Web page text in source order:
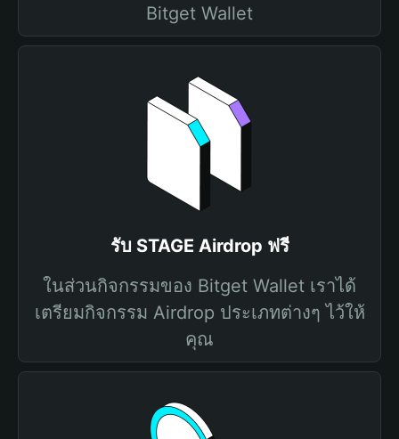
Bitget Wallet
รับ STAGE Airdrop ฟรี
ในส่วนกิจกรรมของ Bitget Wallet เราได้
เตรียมกิจกรรม Airdrop ประเภทต่างๆ ไว้ให้
คุณ